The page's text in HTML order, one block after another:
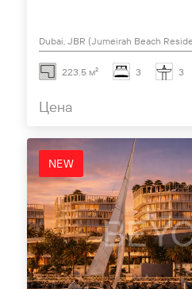
Dubai, JBR (Jumeirah Beach
223.5 м² 3 3
Цена
NEW